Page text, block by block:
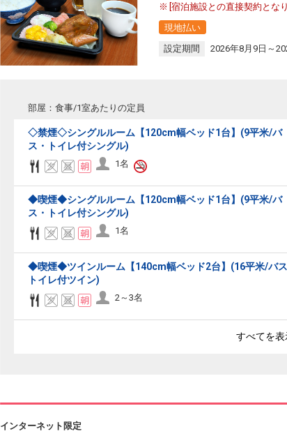
[宿泊施設との直接契約とな
現地払い
設定期間
2026年8月9日～
部屋：食事/1室あたりの定員
◇禁煙◇シングルルーム【120cm幅ベッド1台】(9平米/バ
ス・トイレ付シングル)
1名
◆喫煙◆シングルルーム【120cm幅ベッド1台】(9平米/バ
ス・トイレ付シングル)
1名
◆喫煙◆ツインルーム【140cm幅ベッド2台】(16平米/バス
トイレ付ツイン)
2～3名
すべてを表
インターネット限定